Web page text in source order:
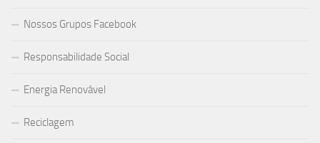
Nossos Grupos Facebook
Responsabilidade Social
Energia Renovável
Reciclagem